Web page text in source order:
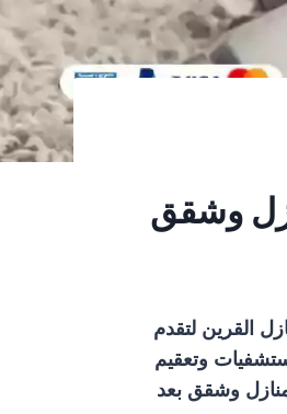
القرين لتقدم
وتعقيم
وشقق بعد